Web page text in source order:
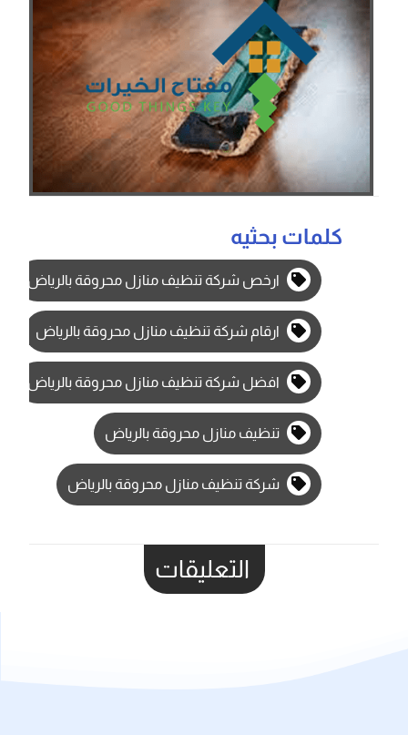
كلمات بحثيه
ارخص شركة تنظيف منازل محروقة بالرياض
ارقام شركة تنظيف منازل محروقة بالرياض
افضل شركة تنظيف منازل محروقة بالرياض
تنظيف منازل محروقة بالرياض
شركة تنظيف منازل محروقة بالرياض
التعليقات